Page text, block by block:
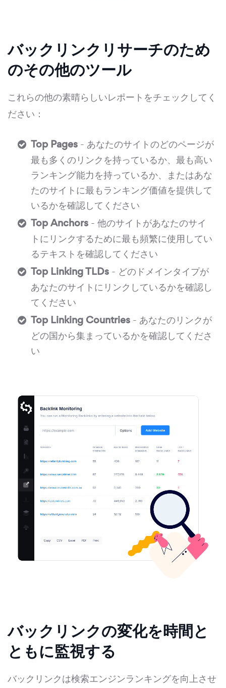
バックリンクリサーチのため
のその他のツール
これらの他の素晴らしいレポートをチェックしてく
ださい：
Top Pages - あなたのサイトのどのページが
最も多くのリンクを持っているか、最も高い
ランキング能力を持っているか、またはあな
たのサイトに最もランキング価値を提供して
いるかを確認してください
Top Anchors - 他のサイトがあなたのサイ
トにリンクするために最も頻繁に使用してい
るテキストを確認してください
Top Linking TLDs - どのドメインタイプが
あなたのサイトにリンクしているかを確認し
てください
Top Linking Countries - あなたのリンクが
どの国から集まっているかを確認してくださ
い
バックリンクの変化を時間と
ともに監視する
バックリンクは検索エンジンランキングを向上させ